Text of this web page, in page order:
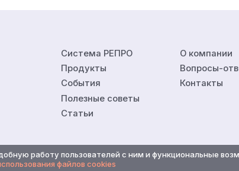
Система РЕПРО
Продукты
События
Полезные советы
Статьи
О компании
Вопросы-
Контакты
работу пользователей с ним и функциональные
файлов cookies